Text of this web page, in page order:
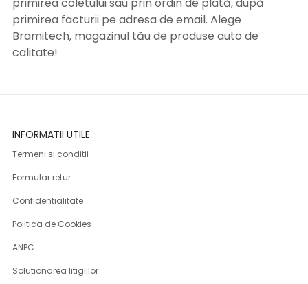
primirea coletului sau prin ordin de plată, după
primirea facturii pe adresa de email. Alege
Bramitech, magazinul tău de produse auto de
calitate!
INFORMATII UTILE
Termeni si conditii
Formular retur
Confidentialitate
Politica de Cookies
ANPC
Solutionarea litigiilor